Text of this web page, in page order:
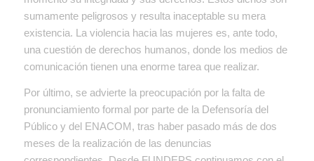
sumamente peligrosos y resulta inaceptable su mera
existencia. La violencia hacia las mujeres es, ante todo,
una cuestión de derechos humanos, donde los medios de
comunicación tienen una enorme tarea que realizar.
Por último, se advierte la preocupación por la falta de
pronunciamiento formal por parte de la Defensoría del
Público y del ENACOM, tras haber pasado más de dos
meses de la realización de las denuncias